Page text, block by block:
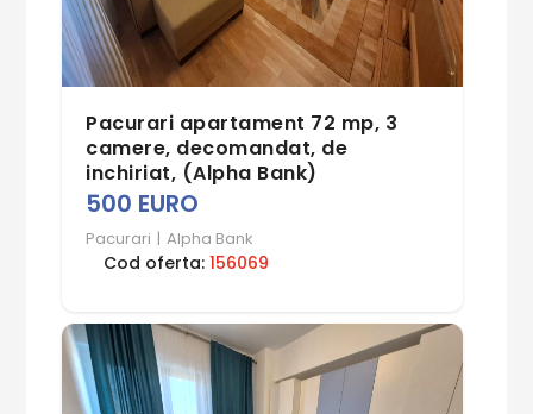
Pacurari apartament 72 mp, 3
camere, decomandat, de
inchiriat, (Alpha Bank)
500 EURO
Pacurari | Alpha Bank
Cod oferta:156069